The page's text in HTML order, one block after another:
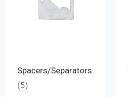
Spacers/Separators
(5)